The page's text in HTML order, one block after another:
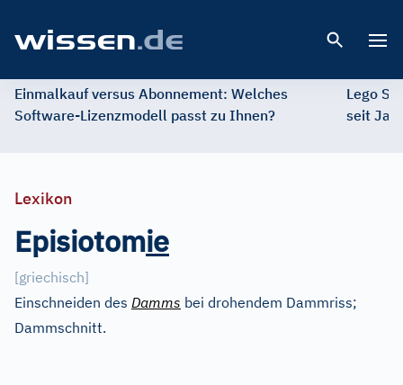
Einmalkauf versus Abonnement: Welches
Software-Lizenzmodell passt zu Ihnen?
Lego
seit
Lexikon
Episiotomie
[griechisch]
Einschneiden des Damms bei drohendem Dammriss;
Dammschnitt.